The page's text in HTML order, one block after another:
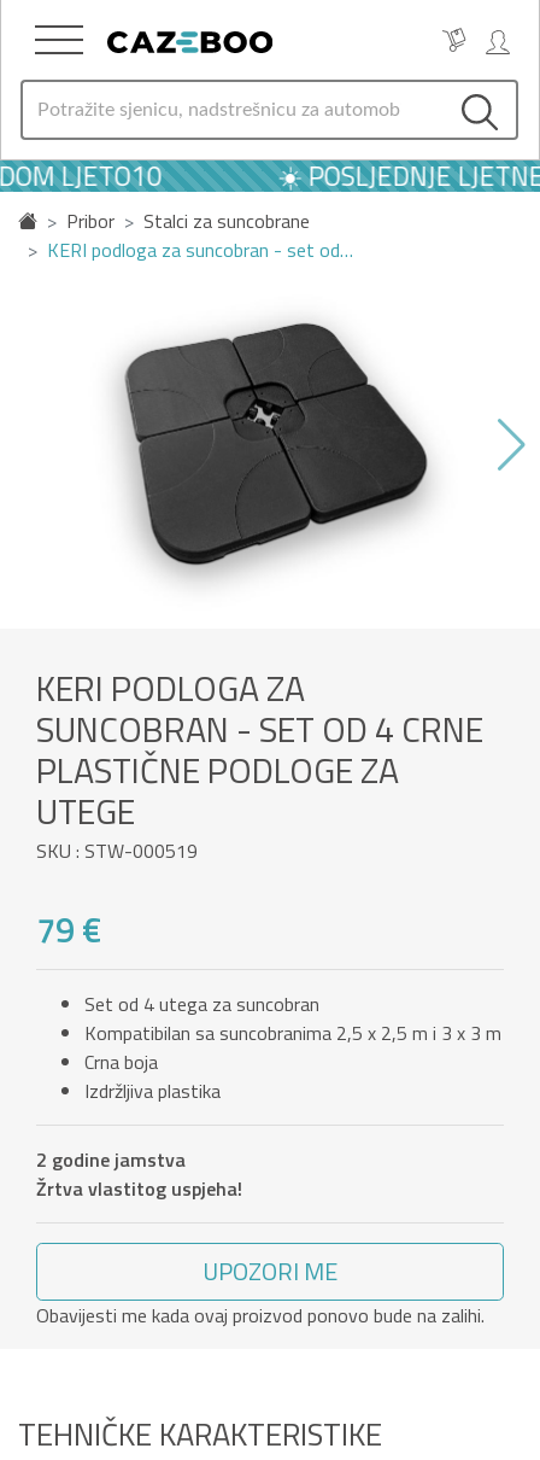
LJETO10 ☀️ POSLJEDNJE
Pribor
Stalci za suncobrane
KERI podloga za suncobran - set od…
KERI PODLOGA ZA
SUNCOBRAN - SET OD 4 CRNE
PLASTIČNE PODLOGE ZA
UTEGE
SKU : STW-000519
79 €
Set od 4 utega za suncobran
Kompatibilan sa suncobranima 2,5 x 2,5 m i 3 x 3 m
Crna boja
Izdržljiva plastika
2 godine jamstva
Žrtva vlastitog uspjeha!
UPOZORI ME
Obavijesti me kada ovaj proizvod ponovo bude na zalihi.
TEHNIČKE KARAKTERISTIKE